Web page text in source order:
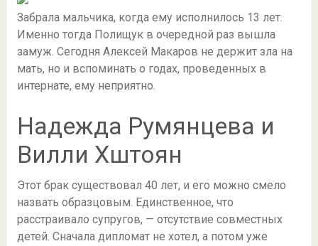
Забрала мальчика, когда ему исполнилось 13 лет.
Именно тогда Полищук в очередной раз вышла
замуж. Сегодня Алексей Макаров не держит зла на
мать, но и вспоминать о годах, проведенных в
интернате, ему неприятно.
Надежда Румянцева и
Вилли Хштоян
Этот брак существовал 40 лет, и его можно смело
назвать образцовым. Единственное, что
расстраивало супругов, — отсутствие совместных
детей. Сначала дипломат не хотел, а потом уже